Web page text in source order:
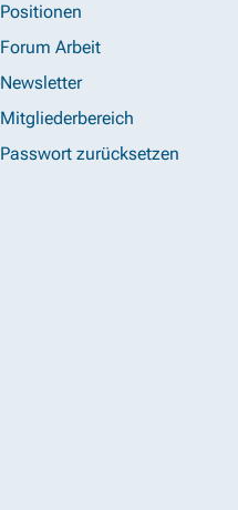
Positionen
Forum Arbeit
Newsletter
Mitgliederbereich
Passwort zurücksetzen